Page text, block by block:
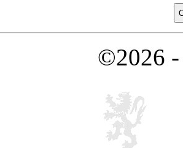
©2026 -